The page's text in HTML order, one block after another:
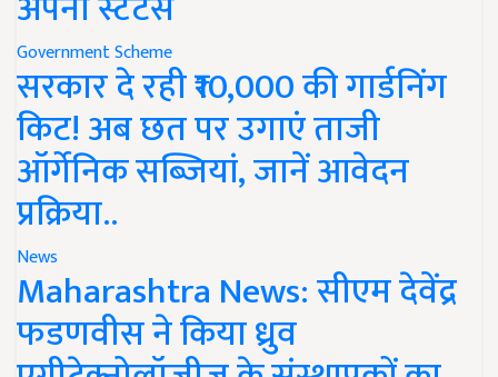
Government Scheme
सरकार दे रही ₹10,000 की गार्डनिंग
किट! अब छत पर उगाएं ताजी
ऑर्गेनिक सब्जियां, जानें आवेदन
प्रक्रिया..
News
Maharashtra News: सीएम देवेंद्र
फडणवीस ने किया ध्रुव